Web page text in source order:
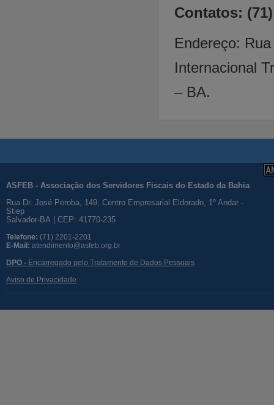
Contatos:
Endereço:
Internacional
– BA.
ASFEB - Associação dos Servidores Fiscais do Estado da Bahia
Rua Dr. José Peroba, 149, Centro Empresarial Eldorado, 1º Andar -
Stiep
Salvador-BA | CEP: 41770-235
Telefone: (71) 2201-2201
E-Mail: atendimento@asfeb.org.br
DPO - Encarregado pelo Tratamento de Dados Pessoais
Aviso de Privacidade